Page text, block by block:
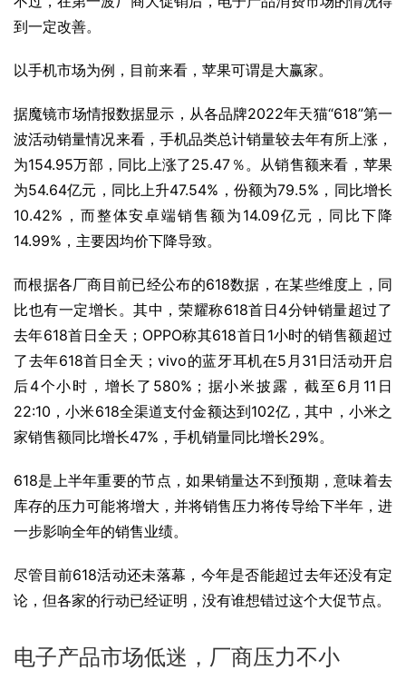
到一定改善。
以手机市场为例，目前来看，苹果可谓是大赢家。
据魔镜市场情报数据显示，从各品牌2022年天猫“618”第一
波活动销量情况来看，手机品类总计销量较去年有所上涨，
为154.95万部，同比上涨了25.47％。从销售额来看，苹果
为54.64亿元，同比上升47.54%，份额为79.5%，同比增长
10.42%，而整体安卓端销售额为14.09亿元，同比下降
14.99%，主要因均价下降导致。
而根据各厂商目前已经公布的618数据，在某些维度上，同
比也有一定增长。其中，荣耀称618首日4分钟销量超过了
去年618首日全天；OPPO称其618首日1小时的销售额超过
了去年618首日全天；vivo的蓝牙耳机在5月31日活动开启
后4个小时，增长了580%；据小米披露，截至6月11日
22:10，小米618全渠道支付金额达到102亿，其中， 小米之
家销售额同比增长47%，手机销量同比增长29%。
618是上半年重要的节点，如果销量达不到预期，意味着去
库存的压力可能将增大，并将销售压力将传导给下半年，进
一步影响全年的销售业绩。
尽管目前618活动还未落幕，今年是否能超过去年还没有定
论，但各家的行动已经证明，没有谁想错过这个大促节点。
电子产品市场低迷，厂商压力不小